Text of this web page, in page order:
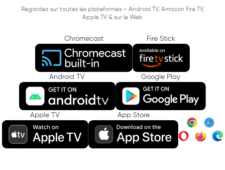
Regardez sur toutes les plateformes – Android TV, Amazon Fire TV,
Apple TV & sur le Web
Chromecast Fire Stick
Android TV Google Play
Apple TV App Store